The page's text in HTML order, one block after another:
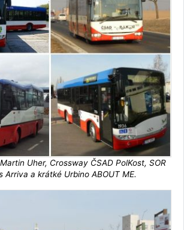
Uher, Crossway ČSAD PolKost, SOR
Arriva a krátké Urbino ABOUT ME.